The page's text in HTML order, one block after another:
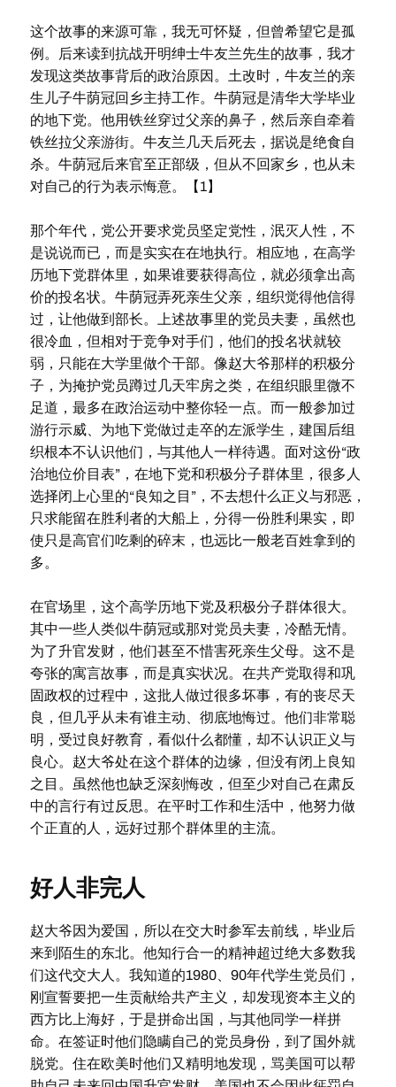
这个故事的来源可靠，我无可怀疑，但曾希望它是孤
例。后来读到抗战开明绅士牛友兰先生的故事，我才
发现这类故事背后的政治原因。土改时，牛友兰的亲
生儿子牛荫冠回乡主持工作。牛荫冠是清华大学毕业
的地下党。他用铁丝穿过父亲的鼻子，然后亲自牵着
铁丝拉父亲游街。牛友兰几天后死去，据说是绝食自
杀。牛荫冠后来官至正部级，但从不回家乡，也从未
对自己的行为表示悔意。【1】
那个年代，党公开要求党员坚定党性，泯灭人性，不
是说说而已，而是实实在在地执行。相应地，在高学
历地下党群体里，如果谁要获得高位，就必须拿出高
价的投名状。牛荫冠弄死亲生父亲，组织觉得他信得
过，让他做到部长。上述故事里的党员夫妻，虽然也
很冷血，但相对于竞争对手们，他们的投名状就较
弱，只能在大学里做个干部。像赵大爷那样的积极分
子，为掩护党员蹲过几天牢房之类，在组织眼里微不
足道，最多在政治运动中整你轻一点。而一般参加过
游行示威、为地下党做过走卒的左派学生，建国后组
织根本不认识他们，与其他人一样待遇。面对这份“政
治地位价目表”，在地下党和积极分子群体里，很多人
选择闭上心里的“良知之目”，不去想什么正义与邪恶，
只求能留在胜利者的大船上，分得一份胜利果实，即
使只是高官们吃剩的碎末，也远比一般老百姓拿到的
多。
在官场里，这个高学历地下党及积极分子群体很大。
其中一些人类似牛荫冠或那对党员夫妻，冷酷无情。
为了升官发财，他们甚至不惜害死亲生父母。这不是
夸张的寓言故事，而是真实状况。在共产党取得和巩
固政权的过程中，这批人做过很多坏事，有的丧尽天
良，但几乎从未有谁主动、彻底地悔过。他们非常聪
明，受过良好教育，看似什么都懂，却不认识正义与
良心。赵大爷处在这个群体的边缘，但没有闭上良知
之目。虽然他也缺乏深刻悔改，但至少对自己在肃反
中的言行有过反思。在平时工作和生活中，他努力做
个正直的人，远好过那个群体里的主流。
好人非完人
赵大爷因为爱国，所以在交大时参军去前线，毕业后
来到陌生的东北。他知行合一的精神超过绝大多数我
们这代交大人。我知道的1980、90年代学生党员们，
刚宣誓要把一生贡献给共产主义，却发现资本主义的
西方比上海好，于是拼命出国，与其他同学一样拼
命。在签证时他们隐瞒自己的党员身份，到了国外就
脱党。住在欧美时他们又精明地发现，骂美国可以帮